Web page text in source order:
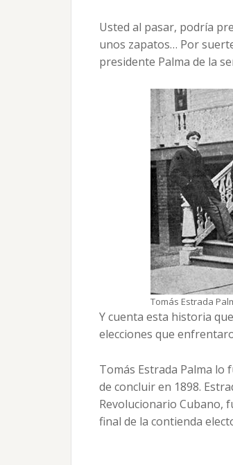
Usted al pasar, podría
unos zapatos… Por
presidente Palma de la
Tomás Estrada
Y cuenta esta historia
elecciones que
Tomás Estrada Palma lo
de concluir en 1898.
Revolucionario Cubano,
final de la contienda